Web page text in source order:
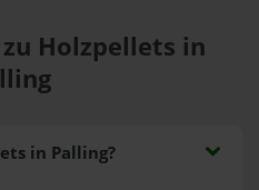
Holzpellets in
in Palling?